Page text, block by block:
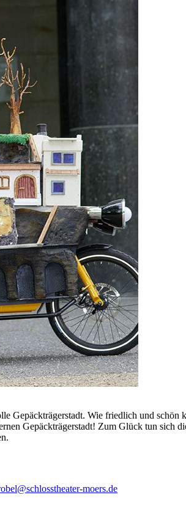
Gepäckträgerstadt. Wie friedlich und schön
Gepäckträgerstadt! Zum Glück tun sich
moers.de
Worms
von Adrian Paco Ammon